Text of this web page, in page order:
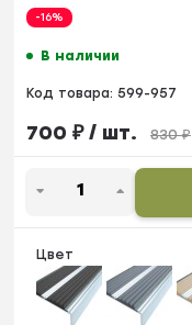
-16%
В наличии
Код товара: 599-957
700 ₽/ шт. 830₽
Цвет